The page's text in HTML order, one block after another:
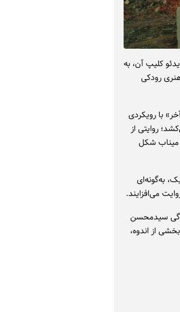
قطعه موسیقایی «انشای آخر» به همراه ۲ نسخه ویدئو کلیپ آن، به
رودکی
با رویکردی
روایتی از
میناب شکل
یک، به‌گونه‌ای
می‌افزایند.
سیدمحسن
از اندوه،